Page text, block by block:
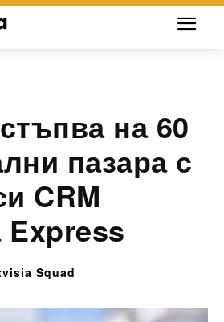
на 60
пазара с
CRM
Express
Squad